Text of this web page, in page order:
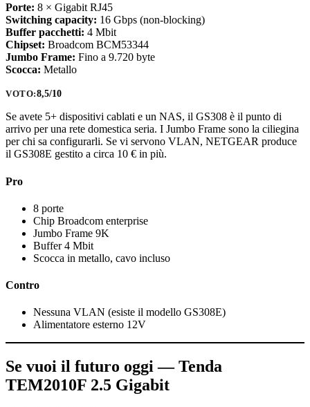
Porte: 8 × Gigabit RJ45
Switching capacity: 16 Gbps (non-blocking)
Buffer pacchetti: 4 Mbit
Chipset: Broadcom BCM53344
Jumbo Frame: Fino a 9.720 byte
Scocca: Metallo
VOTO:8,5/10
Se avete 5+ dispositivi cablati e un NAS, il GS308 è il punto di
arrivo per una rete domestica seria. I Jumbo Frame sono la ciliegina
per chi sa configurarli. Se vi servono VLAN, NETGEAR produce
il GS308E gestito a circa 10 € in più.
Pro
8 porte
Chip Broadcom enterprise
Jumbo Frame 9K
Buffer 4 Mbit
Scocca in metallo, cavo incluso
Contro
Nessuna VLAN (esiste il modello GS308E)
Alimentatore esterno 12V
Se vuoi il futuro oggi — Tenda
TEM2010F 2.5 Gigabit